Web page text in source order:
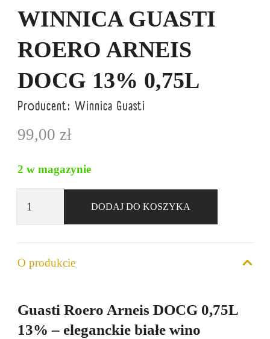
WINNICA GUASTI
ROERO ARNEIS
DOCG 13% 0,75L
Producent:Winnica Guasti
99,00 zł
2 w magazynie
Winnica
Arneis
0,75l
DODAJ DO KOSZYKA
O produkcie
Guasti Roero Arneis DOCG 0,75L
13% – eleganckie białe wino